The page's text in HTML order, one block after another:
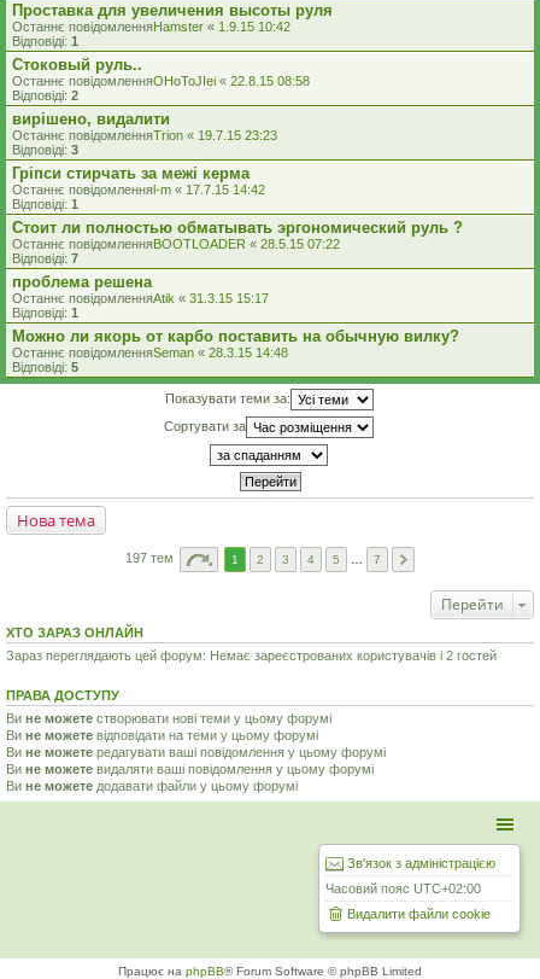
Проставка для увеличения высоты руля
Останнє повідомленняHamster « 1.9.15 10:42
Відповіді: 1
Стоковый руль..
Останнє повідомленняOHoToJIei « 22.8.15 08:58
Відповіді: 2
вирішено, видалити
Останнє повідомленняTrion « 19.7.15 23:23
Відповіді: 3
Гріпси стирчать за межі керма
Останнє повідомленняl-m « 17.7.15 14:42
Відповіді: 1
Стоит ли полностью обматывать эргономический руль ?
Останнє повідомленняBOOTLOADER « 28.5.15 07:22
Відповіді: 7
проблема решена
Останнє повідомленняAtik « 31.3.15 15:17
Відповіді: 1
Можно ли якорь от карбо поставить на обычную вилку?
Останнє повідомленняSeman « 28.3.15 14:48
Відповіді: 5
Показувати теми за:
Сортувати за
Нова тема
197 тем 1 2 3 4 5 7
Перейти
ХТО ЗАРАЗ ОНЛАЙН
Зараз переглядають цей форум: Немає зареєстрованих користувачів і 2 гостей
ПРАВА ДОСТУПУ
Ви не можете створювати нові теми у цьому форумі
Ви не можете відповідати на теми у цьому форумі
Ви не можете редагувати ваші повідомлення у цьому форумі
Ви не можете видаляти ваші повідомлення у цьому форумі
Ви не можете додавати файли у цьому форумі
Зв'язок з адміністрацією
Часовий пояс UTC+02:00
Видалити файли cookie
Працює на phpBB® Forum Software © phpBB Limited